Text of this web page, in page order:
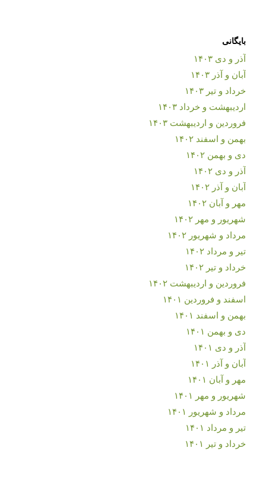
بایگانی
آذر و دی ۱۴۰۳
آبان و آذر ۱۴۰۳
خرداد و تیر ۱۴۰۳
اردیبهشت و خرداد ۱۴۰۳
فروردین و اردیبهشت ۱۴۰۳
بهمن و اسفند ۱۴۰۲
دی و بهمن ۱۴۰۲
آذر و دی ۱۴۰۲
آبان و آذر ۱۴۰۲
مهر و آبان ۱۴۰۲
شهریور و مهر ۱۴۰۲
مرداد و شهریور ۱۴۰۲
تیر و مرداد ۱۴۰۲
خرداد و تیر ۱۴۰۲
فروردین و اردیبهشت ۱۴۰۲
اسفند و فروردین ۱۴۰۱
بهمن و اسفند ۱۴۰۱
دی و بهمن ۱۴۰۱
آذر و دی ۱۴۰۱
آبان و آذر ۱۴۰۱
مهر و آبان ۱۴۰۱
شهریور و مهر ۱۴۰۱
مرداد و شهریور ۱۴۰۱
تیر و مرداد ۱۴۰۱
خرداد و تیر ۱۴۰۱